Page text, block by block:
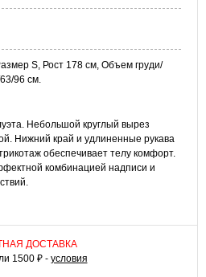
S, Рост 178 см, Объем груди/
96 см.
Небольшой круглый вырез
Нижний край и удлиненные рукава
обеспечивает телу комфорт.
комбинацией надписи и
поможет составить множество
прямыми юбками или рваными
полностью или частично
ДОСТАВКА
1500 ₽ - условия